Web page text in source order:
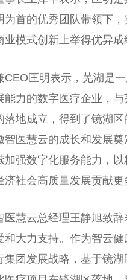
首的优秀团队带领下
模式创新上举得优异成
CEO匡明表示，芜湖是
能力的数字医疗企业，
地成立，得到了镜湖
医慧云的成长和发展
强数字化服务能力，
社会高质量发展贡献更
医慧云总经理王静旭致
和大力支持。作为智云
团发展战略，基于镜